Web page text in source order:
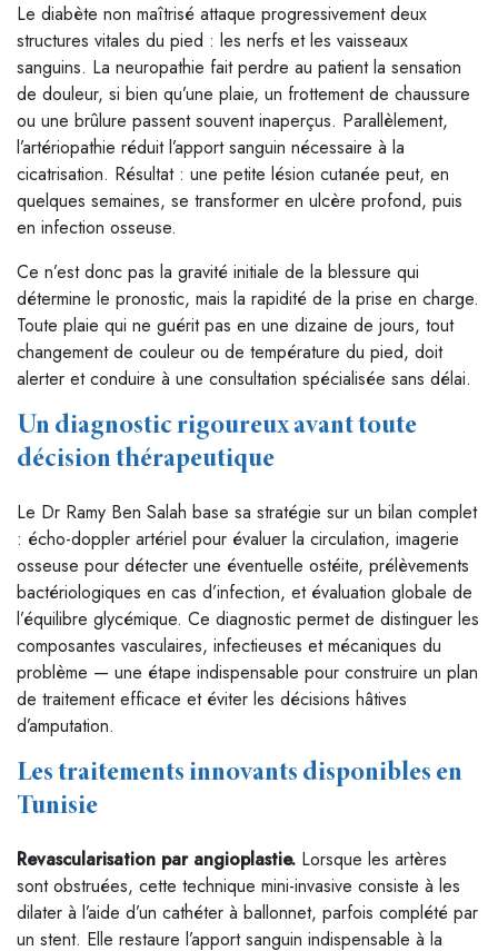
Le diabète non maîtrisé attaque progressivement deux
structures vitales du pied : les nerfs et les vaisseaux
sanguins. La neuropathie fait perdre au patient la sensation
de douleur, si bien qu’une plaie, un frottement de chaussure
ou une brûlure passent souvent inaperçus. Parallèlement,
l’artériopathie réduit l’apport sanguin nécessaire à la
cicatrisation. Résultat : une petite lésion cutanée peut, en
quelques semaines, se transformer en ulcère profond, puis
en infection osseuse.
Ce n’est donc pas la gravité initiale de la blessure qui
détermine le pronostic, mais la rapidité de la prise en charge.
Toute plaie qui ne guérit pas en une dizaine de jours, tout
changement de couleur ou de température du pied, doit
alerter et conduire à une consultation spécialisée sans délai.
Un diagnostic rigoureux avant toute
décision thérapeutique
Le Dr Ramy Ben Salah base sa stratégie sur un bilan complet
: écho-doppler artériel pour évaluer la circulation, imagerie
osseuse pour détecter une éventuelle ostéite, prélèvements
bactériologiques en cas d’infection, et évaluation globale de
l’équilibre glycémique. Ce diagnostic permet de distinguer les
composantes vasculaires, infectieuses et mécaniques du
problème — une étape indispensable pour construire un plan
de traitement efficace et éviter les décisions hâtives
d’amputation.
Les traitements innovants disponibles en
Tunisie
Revascularisation par angioplastie. Lorsque les artères
sont obstruées, cette technique mini-invasive consiste à les
dilater à l’aide d’un cathéter à ballonnet, parfois complété par
un stent. Elle restaure l’apport sanguin indispensable à la